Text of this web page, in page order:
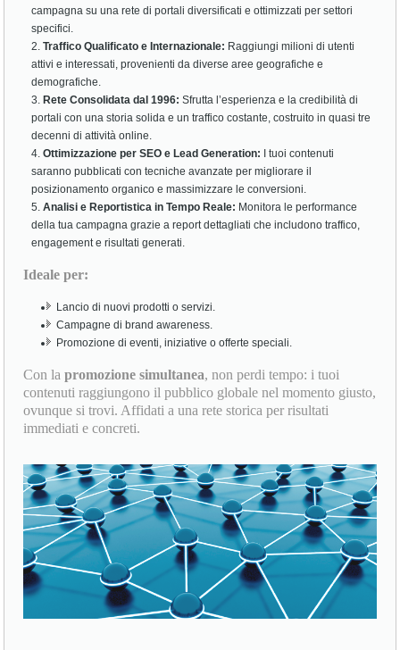
campagna su una rete di portali diversificati e ottimizzati per settori
specifici.
Traffico Qualificato e Internazionale: Raggiungi milioni di utenti
attivi e interessati, provenienti da diverse aree geografiche e
demografiche.
Rete Consolidata dal 1996: Sfrutta l’esperienza e la credibilità di
portali con una storia solida e un traffico costante, costruito in quasi tre
decenni di attività online.
Ottimizzazione per SEO e Lead Generation: I tuoi contenuti
saranno pubblicati con tecniche avanzate per migliorare il
posizionamento organico e massimizzare le conversioni.
Analisi e Reportistica in Tempo Reale: Monitora le performance
della tua campagna grazie a report dettagliati che includono traffico,
engagement e risultati generati.
Ideale per:
Lancio di nuovi prodotti o servizi.
Campagne di brand awareness.
Promozione di eventi, iniziative o offerte speciali.
Con lapromozione simultanea, non perdi tempo: i tuoi
contenuti raggiungono il pubblico globale nel momento giusto,
ovunque si trovi. Affidati a una rete storica per risultati
immediati e concreti.